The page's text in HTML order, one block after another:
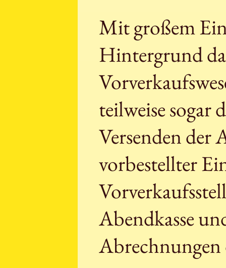
Mit großem
Hintergrund
teilweise sogar
Versenden
vorbestellter
Abendkasse
Abrechnungen